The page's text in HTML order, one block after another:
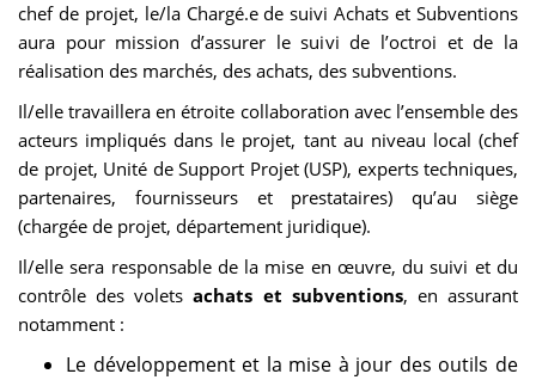
chef de projet, le/la Chargé.e de suivi Achats et Subventions
aura pour mission d’assurer le suivi de l’octroi et de la
réalisation des marchés, des achats, des subventions.
Il/elle travaillera en étroite collaboration avec l’ensemble des
acteurs impliqués dans le projet, tant au niveau local (chef
de projet, Unité de Support Projet (USP), experts techniques,
partenaires, fournisseurs et prestataires) qu’au siège
(chargée de projet, département juridique).
Il/elle sera responsable de la mise en œuvre, du suivi et du
contrôle des voletsachats et subventions, en assurant
notamment :
Le développement et la mise à jour des outils de